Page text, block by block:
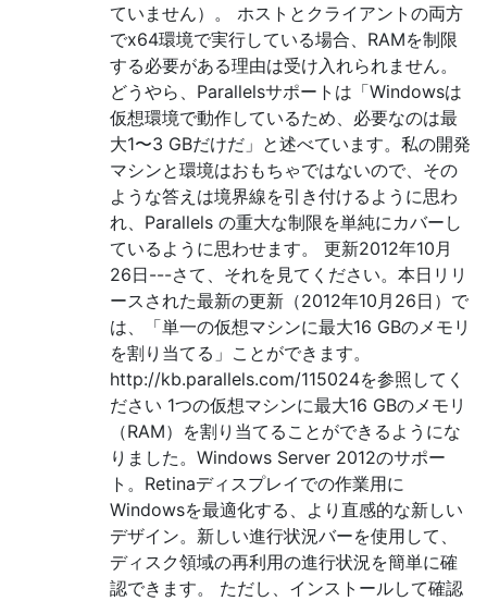
ていません）。 ホストとクライアントの両方
でx64環境で実行している場合、RAMを制限
する必要がある理由は受け入れられません。
どうやら、Parallelsサポートは「Windowsは
仮想環境で動作しているため、必要なのは最
大1〜3 GBだけだ」と述べています。私の開発
マシンと環境はおもちゃではないので、その
ような答えは境界線を引き付けるように思わ
れ、Parallels の重大な制限を単純にカバーし
ているように思わせます。 更新2012年10月
26日---さて、それを見てください。本日リリ
ースされた最新の更新（2012年10月26日）で
は、「単一の仮想マシンに最大16 GBのメモリ
を割り当てる」ことができます。
http://kb.parallels.com/115024を参照してく
ださい 1つの仮想マシンに最大16 GBのメモリ
（RAM）を割り当てることができるようにな
りました。Windows Server 2012のサポー
ト。Retinaディスプレイでの作業用に
Windowsを最適化する、より直感的な新しい
デザイン。新しい進行状況バーを使用して、
ディスク領域の再利用の進行状況を簡単に確
認できます。 ただし、インストールして確認